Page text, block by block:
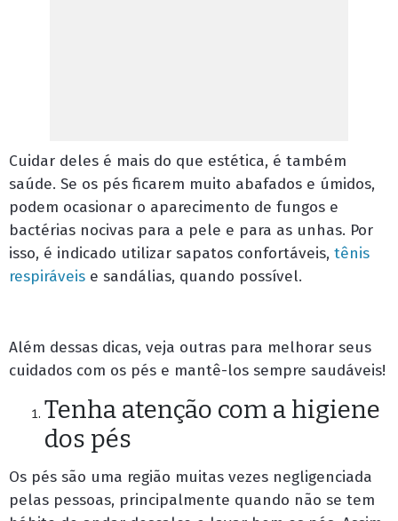
Cuidar deles é mais do que estética, é também
saúde. Se os pés ficarem muito abafados e úmidos,
podem ocasionar o aparecimento de fungos e
bactérias nocivas para a pele e para as unhas. Por
isso, é indicado utilizar sapatos confortáveis, tênis
respiráveis e sandálias, quando possível.
Além dessas dicas, veja outras para melhorar seus
cuidados com os pés e mantê-los sempre saudáveis!
Tenha atenção com a higiene
dos pés
Os pés são uma região muitas vezes negligenciada
pelas pessoas, principalmente quando não se tem